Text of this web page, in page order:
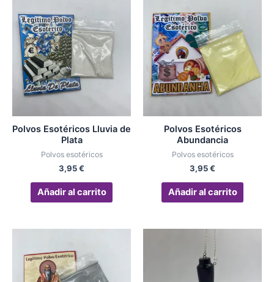
Polvos Esotéricos Lluvia de
Plata
Polvos esotéricos
3,95€
Añadir al carrito
Polvos Esotéricos
Abundancia
Polvos esotéricos
3,95€
Añadir al carrito